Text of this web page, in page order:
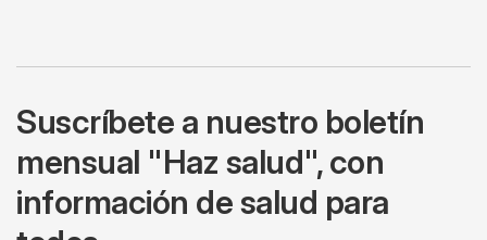
Suscríbete a nuestro boletín
mensual "Haz salud", con
información de salud para